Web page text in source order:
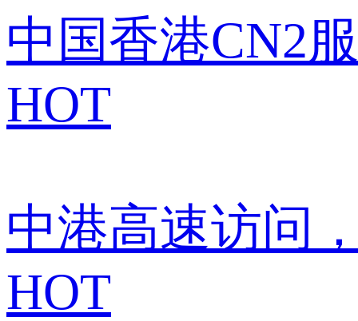
中国香港CN2
HOT
中港高速访问
HOT